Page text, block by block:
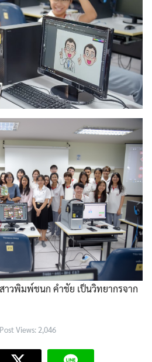
าวพิมพ์ชนก​ คำชัย​ เป็นวิทยากร​​จาก
Post Views: 2,046